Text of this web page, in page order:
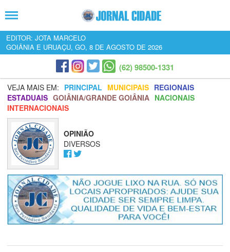
EDITOR: JOTA MARCELO
GOIÂNIA E URUAÇU, GO, 8 DE AGOSTO DE 2026
(62) 98500-1331
VEJA MAIS EM: PRINCIPAL MUNICIPAIS REGIONAIS
ESTADUAIS GOIÂNIA/GRANDE GOIÂNIA NACIONAIS
INTERNACIONAIS
OPINIÃO
DIVERSOS